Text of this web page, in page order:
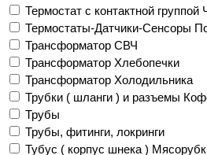
Термостат с контактной группой
Термостаты-Датчики-Сенсоры
Трансформатор СВЧ
Трансформатор Хлебопечки
Трансформатор Холодильника
Трубки ( шланги ) и разъемы
Трубы
Трубы, фитинги, локринги
Тубус ( корпус шнека )